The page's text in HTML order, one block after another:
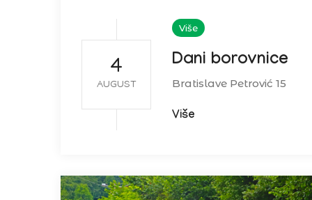
4
AUGUST
Više
Dani borovnice
Bratislave Petrović 15
Više